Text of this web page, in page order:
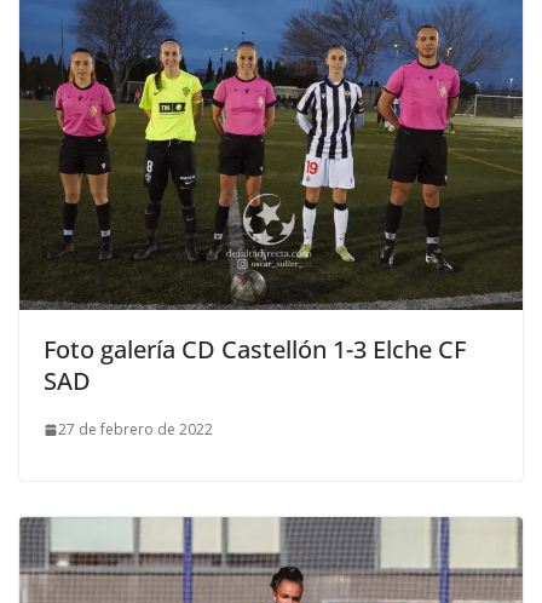
Foto galería CD Castellón 1-3 Elche CF
SAD
27 de febrero de 2022